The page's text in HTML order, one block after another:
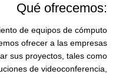
Qué ofrecemos:
de equipos de cómputo
ofrecer a las empresas
sus proyectos, tales como
de videoconferencia,